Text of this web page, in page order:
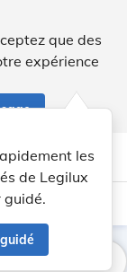
que des
expérience
les
de Legilux
guidé.
light_mode dark_mode